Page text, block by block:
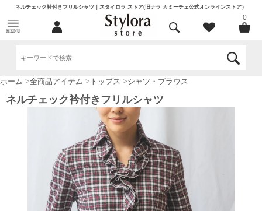
ネルチェック衿付きフリルシャツ｜スタイロラ ストア(旧ナラ カミーチェ公式オンラインストア）
0
ホーム >全商品アイテム > トップス >シャツ・ブラウス
ネルチェック衿付きフリルシャツ